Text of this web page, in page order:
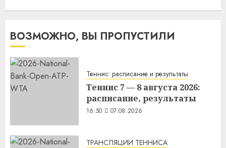
ВОЗМОЖНО, ВЫ ПРОПУСТИЛИ
Теннис: расписание и результаты
Теннис 7 — 8 августа 2026:
расписание, результаты
16:50 07.08.2026
ТРАНСЛЯЦИИ ТЕННИСА